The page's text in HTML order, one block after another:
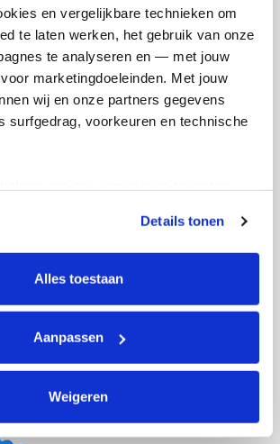
en vergelijkbare technieken om
te laten werken, het gebruik van onze
te analyseren en — met jouw
marketingdoeleinden. Met jouw
wij en onze partners gegevens
surfgedrag, voorkeuren en technische
toestemming op elk moment wijzigen of
instellingen onderaan de pagina. De
te vinden in het tabblad “details”.
Details tonen
Alles toestaan
Aanpassen
Weigeren
aan de transactiekosten
extra.
Doneer nu
Badges